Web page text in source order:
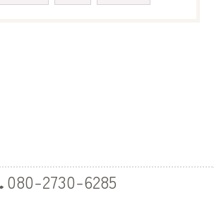
080-2730-6285